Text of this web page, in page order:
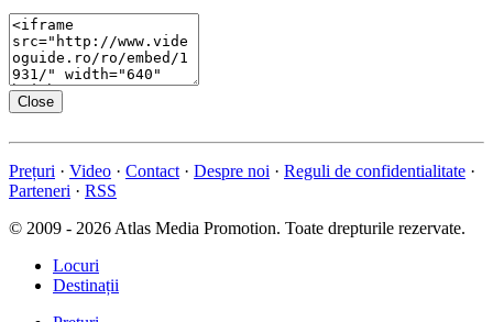
Close
Prețuri · Video · Contact · Despre noi · Reguli de confidentialitate ·
Parteneri · RSS
© 2009 - 2026 Atlas Media Promotion. Toate drepturile rezervate.
Locuri
Destinații